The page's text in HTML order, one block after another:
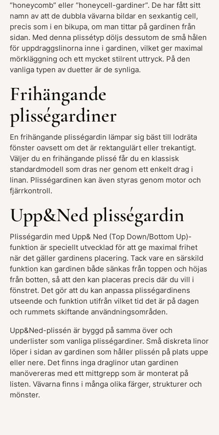
“honeycomb” eller “honeycell-gardiner”. De har fått sitt
namn av att de dubbla vävarna bildar en sexkantig cell,
precis som i en bikupa, om man tittar på gardinen från
sidan. Med denna plissétyp döljs dessutom de små hålen
för uppdraggslinorna inne i gardinen, vilket ger maximal
mörkläggning och ett mycket stilrent uttryck. På den
vanliga typen av duetter är de synliga.
Frihängande
plisségardiner
En frihängande plisségardin lämpar sig bäst till lodräta
fönster oavsett om det är rektangulärt eller trekantigt.
Väljer du en frihängande plissé får du en klassisk
standardmodell som dras ner genom ett enkelt drag i
linan. Plisségardinen kan även styras genom motor och
fjärrkontroll.
Upp&Ned plisségardin
Plisségardin med Upp& Ned (Top Down/Bottom Up)-
funktion är speciellt utvecklad för att ge maximal frihet
när det gäller gardinens placering. Tack vare en särskild
funktion kan gardinen både sänkas från toppen och höjas
från botten, så att den kan placeras precis där du vill i
fönstret. Det gör att du kan anpassa plisségardinens
utseende och funktion utifrån vilket tid det är på dagen
och rummets skiftande användningsområden.
Upp&Ned-plissén är byggd på samma över och
underlister som vanliga plisségardiner. Små diskreta linor
löper i sidan av gardinen som håller plissén på plats uppe
eller nere. Det finns inga draglinor utan gardinen
manövereras med ett mittgrepp som är monterat på
listen. Vävarna finns i många olika färger, strukturer och
mönster.